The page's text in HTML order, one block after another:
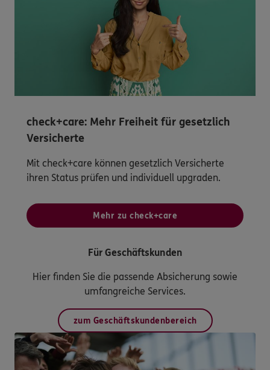
check+care: Mehr Freiheit für gesetzlich
Versicherte
Mit check+care können gesetzlich Versicherte
ihren Status prüfen und individuell upgraden.
Mehr zu check+care
Für Geschäftskunden
Hier finden Sie die passende Absicherung sowie
umfangreiche Services.
zum Geschäftskundenbereich